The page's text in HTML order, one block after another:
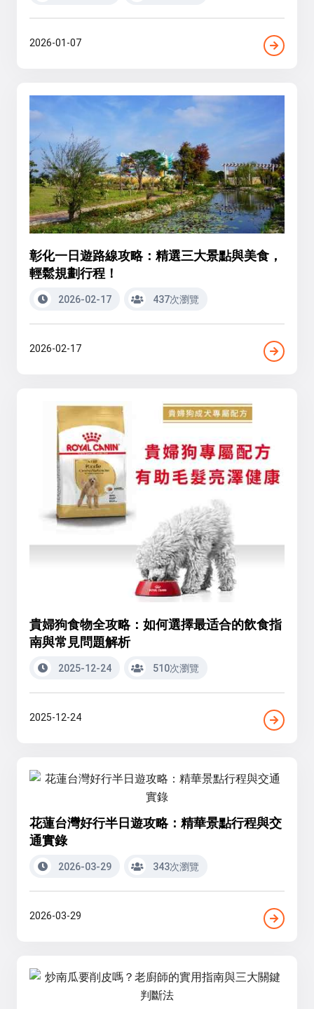
2026-01-07
彰化一日遊路線攻略：精選三大景點與美食，
輕鬆規劃行程！
2026-02-17 437次瀏覽
2026-02-17
貴婦狗食物全攻略：如何選擇最适合的飲食指
南與常見問題解析
2025-12-24 510次瀏覽
2025-12-24
花蓮台灣好行半日遊攻略：精華景點行程與交
通實錄
2026-03-29 343次瀏覽
2026-03-29